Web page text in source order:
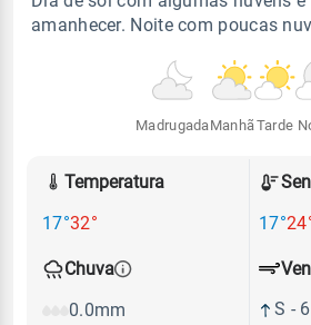
amanhecer. Noite com poucas
Madrugada Manhã Tarde
Temperatura
17°32°
17°
Chuva
0.0mm
S -